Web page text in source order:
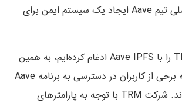
، اولویت اصلی تیم Aave ایجاد یک سیستم ایمن برای
«ما API شرکت TRM را با Aave IPFS ادغام کرده‌ایم، به همین
دلیل ممکن است که برخی از کاربران در دسترسی به برنامه Aave
با مشکل مواجه شوند. شرکت TRM با توجه به پارامترهای